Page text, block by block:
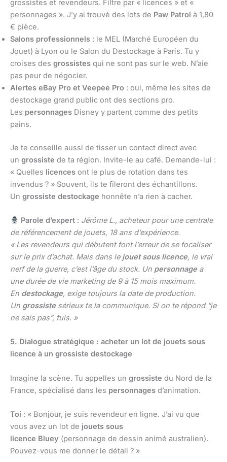
grossistes et revendeurs. Filtre par « licences » et «
personnages ». J’y ai trouvé des lots de Paw Patrol à 1,80
€ pièce.
Salons professionnels : le MEL (Marché Européen du
Jouet) à Lyon ou le Salon du Destockage à Paris. Tu y
croises des grossistes qui ne sont pas sur le web. N’aie
pas peur de négocier.
Alertes eBay Pro et Veepee Pro : oui, même les sites de
destockage grand public ont des sections pro.
Les personnages Disney y partent comme des petits
pains.
Je te conseille aussi de tisser un contact direct avec
un grossiste de ta région. Invite-le au café. Demande-lui :
« Quelles licences ont le plus de rotation dans tes
invendus ? » Souvent, ils te fileront des échantillons.
Un grossiste destockage honnête n’a rien à cacher.
Parole d’expert: Jérôme L., acheteur pour une centrale
de référencement de jouets, 18 ans d’expérience.
« Les revendeurs qui débutent font l’erreur de se focaliser
sur le prix d’achat. Mais dans le jouet sous licence, le vrai
nerf de la guerre, c’est l’âge du stock. Un personnagea
une durée de vie marketing de 9 à 15 mois maximum.
En destockage, exige toujours la date de production.
Un grossistesérieux te la communique. Si on te répond “je
ne sais pas”, fuis. »
5. Dialogue stratégique : acheter un lot de jouets sous
licence à un grossiste destockage
Imagine la scène. Tu appelles un grossiste du Nord de la
France, spécialisé dans les personnages d’animation.
Toi : « Bonjour, je suis revendeur en ligne. J’ai vu que
vous avez un lot de jouets sous
licence Bluey (personnage de dessin animé australien).
Pouvez-vous me donner le détail ? »